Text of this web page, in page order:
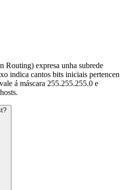
Routing) expresa unha subrede
indica cantos bits iniciais pertencen
á máscara 255.255.255.0 e